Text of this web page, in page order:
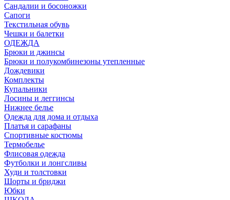
Сандалии и босоножки
Сапоги
Текстильная обувь
Чешки и балетки
ОДЕЖДА
Брюки и джинсы
Брюки и полукомбинезоны утепленные
Дождевики
Комплекты
Купальники
Лосины и леггинсы
Нижнее белье
Одежда для дома и отдыха
Платья и сарафаны
Спортивные костюмы
Термобелье
Флисовая одежда
Футболки и лонгсливы
Худи и толстовки
Шорты и бриджи
Юбки